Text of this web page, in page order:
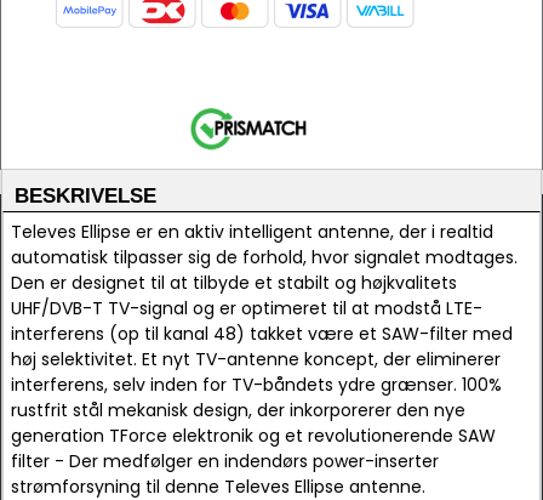
BESKRIVELSE
Televes Ellipse er en aktiv intelligent antenne, der i realtid
automatisk tilpasser sig de forhold, hvor signalet modtages.
Den er designet til at tilbyde et stabilt og højkvalitets
UHF/DVB-T TV-signal og er optimeret til at modstå LTE-
interferens (op til kanal 48) takket være et SAW-filter med
høj selektivitet. Et nyt TV-antenne koncept, der eliminerer
interferens, selv inden for TV-båndets ydre grænser. 100%
rustfrit stål mekanisk design, der inkorporerer den nye
generation TForce elektronik og et revolutionerende SAW
filter - Der medfølger en indendørs power-inserter
strømforsyning til denne Televes Ellipse antenne.